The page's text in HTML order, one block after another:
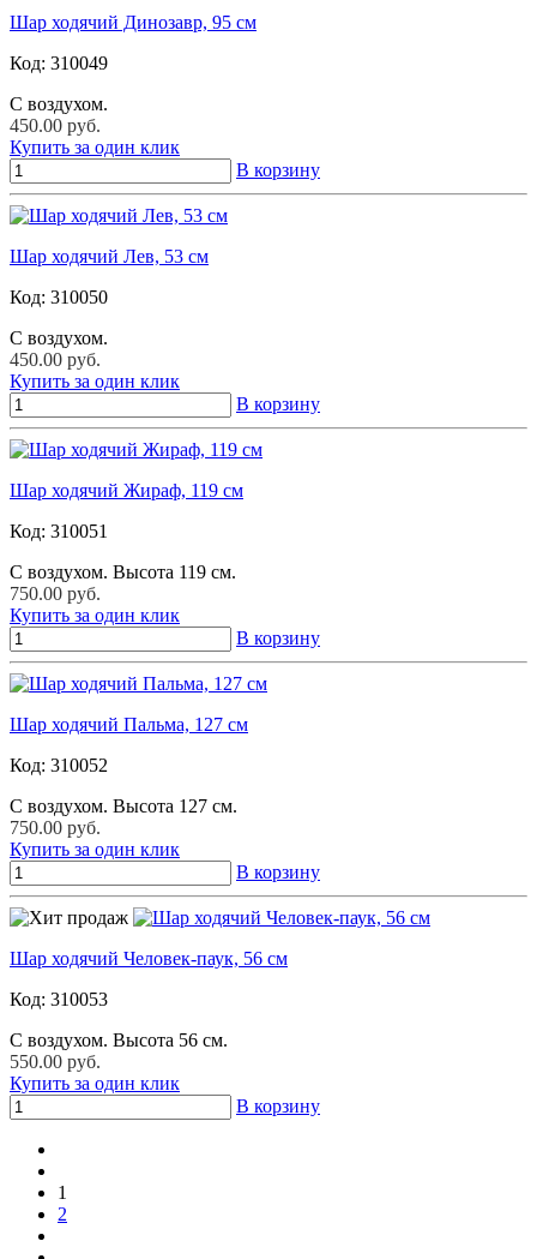
Шар ходячий Динозавр, 95 см
Код: 310049
С воздухом.
450.00 руб.
Купить за один клик
В корзину
Шар ходячий Лев, 53 см
Код: 310050
С воздухом.
450.00 руб.
Купить за один клик
В корзину
Шар ходячий Жираф, 119 см
Код: 310051
С воздухом. Высота 119 см.
750.00 руб.
Купить за один клик
В корзину
Шар ходячий Пальма, 127 см
Код: 310052
С воздухом. Высота 127 см.
750.00 руб.
Купить за один клик
В корзину
Шар ходячий Человек-паук, 56 см
Код: 310053
С воздухом. Высота 56 см.
550.00 руб.
Купить за один клик
В корзину
1
2